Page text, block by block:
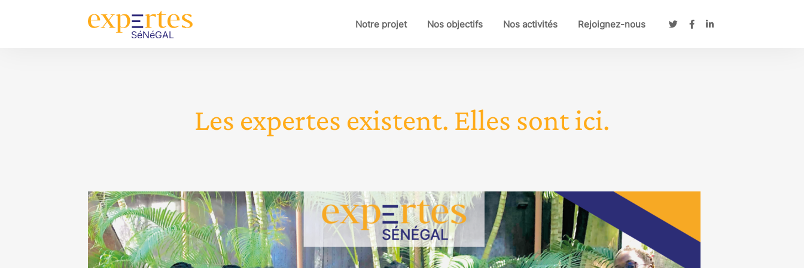
Notre projet Nos objectifs Nos activités Rejoignez-nous
Les expertes existent. Elles sont ici.